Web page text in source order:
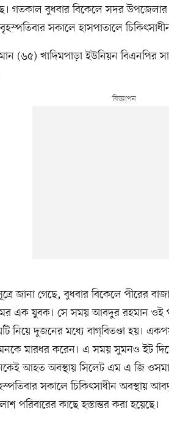
গতকাল বুধবার বিকেলে সদর
সকালে হাসপাতালে
(৬৫) খাদিমপাড়া ইউনিয়ন বিএনপির
জানা গেছে, বুধবার বিকেলে পীরের
এক যুবক। সে সময় আবদুর রহমান ওই
নিয়ে দুজনের মধ্যে বাগ্‌বিতণ্ডা হয়।
মারধর করেন। এ সময় সুমনও ইট
আহত অবস্থায় সিলেট এম এ জি
সকালে চিকিৎসাধীন অবস্থায়
প‌রিবারের কাছে হস্তান্তর করা হয়েছে।